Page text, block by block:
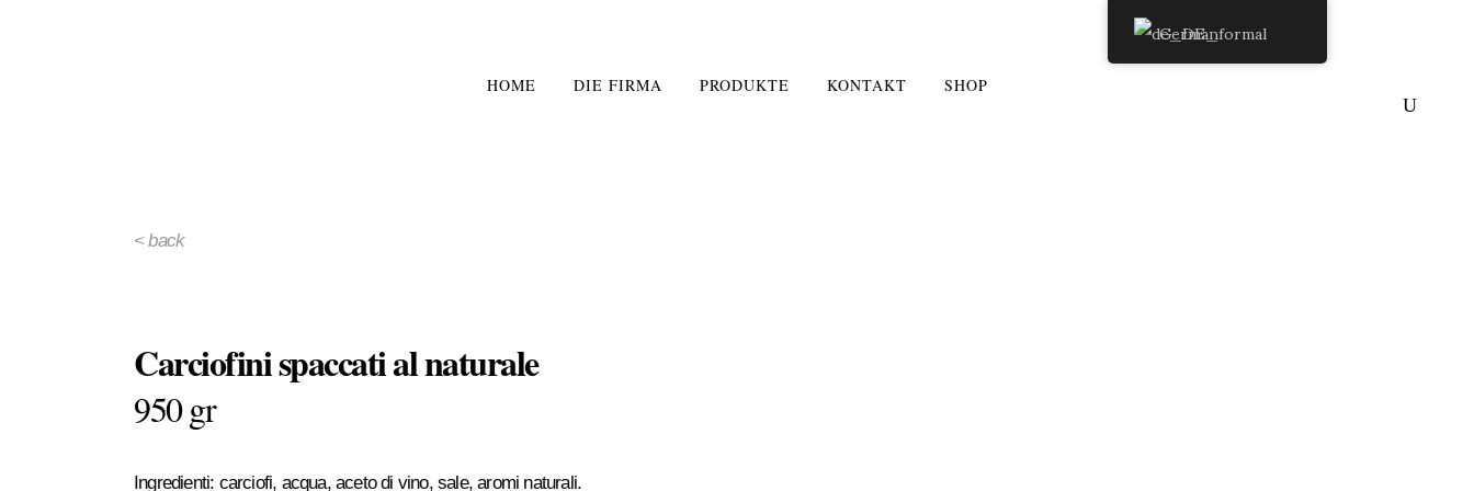
HOME DIE FIRMA PRODUKTE KONTAKT SHOP
< back
Carciofini spaccati al naturale
950 gr
Ingredienti: carciofi, acqua, aceto di vino, sale, aromi naturali.
German